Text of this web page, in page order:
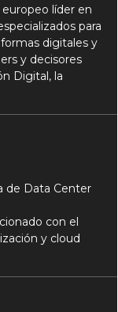
líder en
para
digitales y
y decisores
Digital, la
de Data Center
con el
y cloud